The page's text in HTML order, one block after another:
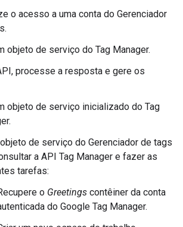
o acesso a uma conta do Gerenciador
objeto de serviço do Tag Manager.
processe a resposta e gere os
objeto de serviço inicializado do Tag
de serviço do Gerenciador de tags
a API Tag Manager e fazer as
tarefas:
o Greetings contêiner da conta
do Google Tag Manager.